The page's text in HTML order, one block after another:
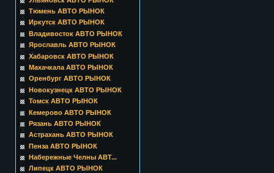
Тюмень АВТО РЫНОК
Иркутск АВТО РЫНОК
Владивосток АВТО РЫНОК
Ярославль АВТО РЫНОК
Хабаровск АВТО РЫНОК
Махачкала АВТО РЫНОК
Оренбург АВТО РЫНОК
Новокузнецк АВТО РЫНОК
Томск АВТО РЫНОК
Кемерово АВТО РЫНОК
Рязань АВТО РЫНОК
Астрахань АВТО РЫНОК
Пенза АВТО РЫНОК
Набережные Челны АВТ...
Липецк АВТО РЫНОК